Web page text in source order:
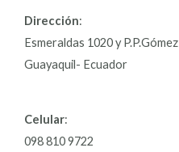
Dirección:
Esmeraldas 1020 y P.P.Gómez
Guayaquil- Ecuador
Celular:
098 810 9722